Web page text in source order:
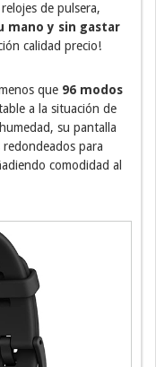
de pulsera,
mano y sin gastar
calidad precio!
que 96 modos
a la situación de
su pantalla
para
comodidad al